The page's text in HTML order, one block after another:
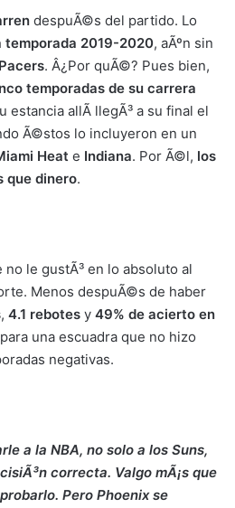
despuÃ©s del partido. Lo
temporada 2019-2020, aÃºn sin
. Â¿Por quÃ©? Pues bien,
temporadas de su carrera
estancia allÃ­ llegÃ³ a su final el
Ã©stos lo incluyeron en un
Heat e Indiana. Por Ã©l, los
que dinero.
le gustÃ³ en lo absoluto al
Menos despuÃ©s de haber
, 4.1 rebotes y 49% de acierto en
una escuadra que no hizo
negativas.
a la NBA, no solo a los Suns,
correcta. Valgo mÃ¡s que
Pero Phoenix se